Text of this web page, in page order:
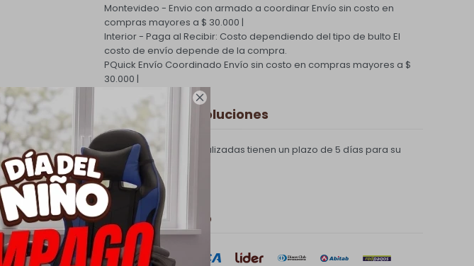

Montevideo - Envio con armado a coordinarEnvío sin costo en
compras mayores a $ 30.000 |
Interior - Paga al Recibir: Costo dependiendo del tipo de bulto El
costo de envío depende de la compra.
PQuick Envío Coordinado Envío sin costo en compras mayores a $
30.000 |
Cambios y Devoluciones
Todas las compras realizadas tienen un plazo de 5 días para su
cambio.
Ver mas
Medios de pago